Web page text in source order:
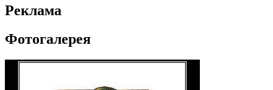
Реклама
Фотогалерея